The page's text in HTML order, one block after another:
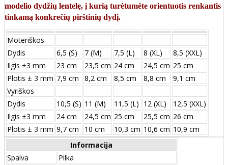
modelio dydžių lentelę, į kurią turėtumėte orientuotis renkantis
tinkamą konkrečių pirštinių dydį.
Moteriškos
Dydis
6,5 (S) 7 (M) 7,5 (L) 8 (XL)
8,5 (XXL)
Ilgis ±3 mm
23 cm 23,5 cm 24 cm 24,5 cm 25 cm
Plotis ± 3 mm 7,9 cm 8,2 cm 8,5 cm 8,8 cm
9,1 cm
Vyriškos
Dydis
10,5 (S) 11 (M) 11,5 (L) 12 (XL)
12,5 (XXL)
Ilgis ±3 mm
24 сm 24,5 сm 25 сm 25,5 сm 26 сm
Plotis ± 3 mm 9,7 сm 10 сm 10,3 сm 10,6 сm 10,9 сm
Informacija
Spalva
Pilka